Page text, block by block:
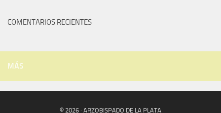
COMENTARIOS RECIENTES
MÁS
© 2026 · ARZOBISPADO DE LA PLATA